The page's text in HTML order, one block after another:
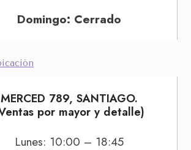
Domingo: Cerrado
MERCED 789, SANTIAGO.
por mayor y detalle)
Lunes: 10:00 – 18:45